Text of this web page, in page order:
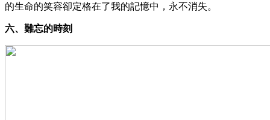
的生命的笑容卻定格在了我的記憶中，永不消失。
六、難忘的時刻